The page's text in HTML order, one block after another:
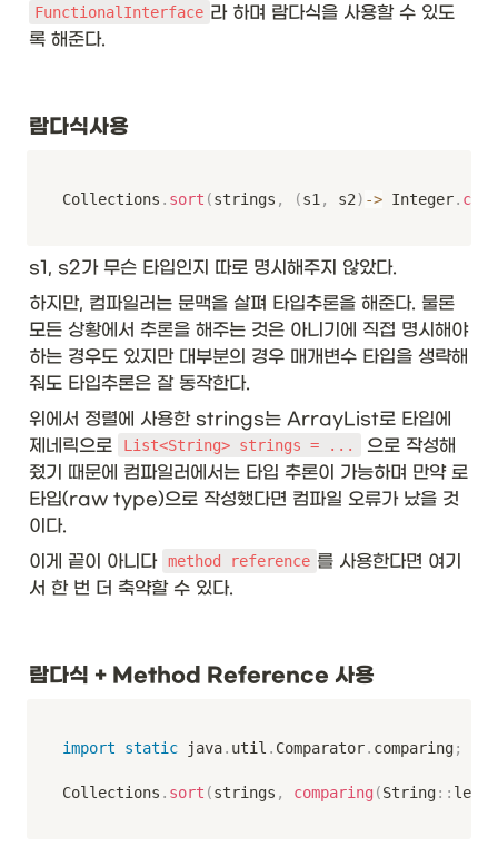
FunctionalInterface 라 하며 람다식을 사용할 수 있도
록 해준다.
람다식사용
Collections . sort (strings , (s1 , s2) -> Integer.
s1, s2가 무슨 타입인지 따로 명시해주지 않았다.
하지만, 컴파일러는 문맥을 살펴 타입추론을 해준다. 물론
모든 상황에서 추론을 해주는 것은 아니기에 직접 명시해야
하는 경우도 있지만 대부분의 경우 매개변수 타입을 생략해
줘도 타입추론은 잘 동작한다.
위에서 정렬에 사용한 strings는 ArrayList로 타입에
제네릭으로
List<String> strings = ...
으로 작성해
줬기 때문에 컴파일러에서는 타입 추론이 가능하며 만약 로
타입(raw type)으로 작성했다면 컴파일 오류가 났을 것
이다.
이게 끝이 아니다 method reference 를 사용한다면 여기
서 한 번 더 축약할 수 있다.
람다식 + Method Reference 사용
import static java. util . Comparator. comparing;
Collections . sort (strings , comparing (String: :